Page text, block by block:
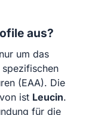
aus?
um das
(EAA). Die
ist Leucin.
für die